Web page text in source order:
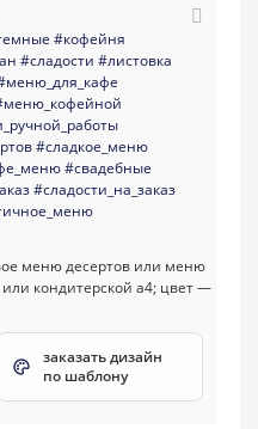
#кофейня
#сладости #листовка
#сладкое_меню
#свадебные
#сладости_на_заказ
заказать дизайн
по шаблону